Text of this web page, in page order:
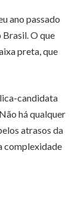
ano passado
Brasil. O que
preta, que
candidata
há qualquer
atrasos da
complexidade